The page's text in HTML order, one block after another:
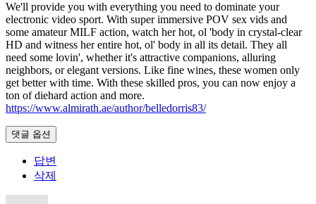
We'll provide you with everything you need to dominate your
electronic video sport. With super immersive POV sex vids and
some amateur MILF action, watch her hot, ol 'body in crystal-clear
HD and witness her entire hot, ol' body in all its detail. They all
need some lovin', whether it's attractive companions, alluring
neighbors, or elegant versions. Like fine wines, these women only
get better with time. With these skilled pros, you can now enjoy a
ton of diehard action and more.
https://www.almirath.ae/author/belledorris83/
댓글 옵션
답변
삭제